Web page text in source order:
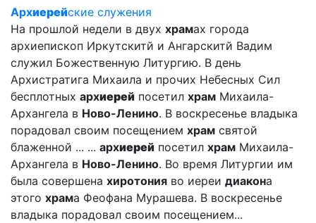
Архиерейские служения
На прошлой недели в двух храмах города
архиепископ Иркутскитй и Ангарскитй Вадим
служил Божественную Литургию. В день
Архистратига Михаила и прочих Небесных Сил
бесплотных архиерей посетил храм Михаила-
Архангела в Ново-Ленино. В воскресенье владыка
порадовал своим посещением храм святой
блаженной ... ... архиерей посетил храм Михаила-
Архангела в Ново-Ленино. Во время Литургии им
была совершена хиротония во иереи диакона
этого храма Феофана Мурашева. В воскресенье
владыка порадовал своим посещением...